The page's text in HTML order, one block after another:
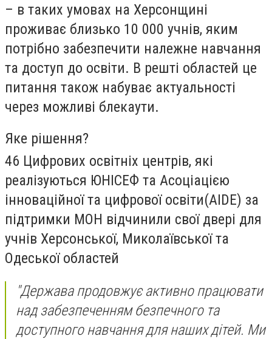
– в таких умовах на Херсонщині
проживає близько 10 000 учнів, яким
потрібно забезпечити належне навчання
та доступ до освіти. В решті областей це
питання також набуває актуальності
через можливі блекаути.
Яке рішення?
46 Цифрових освітніх центрів, які
реалізуються ЮНІСЕФ та Асоціацією
інноваційної та цифрової освіти(AIDE) за
підтримки МОН відчинили свої двері для
учнів Херсонської, Миколаївської та
Одеської областей
"Держава продовжує активно працювати
над забезпеченням безпечного та
доступного навчання для наших дітей. Ми